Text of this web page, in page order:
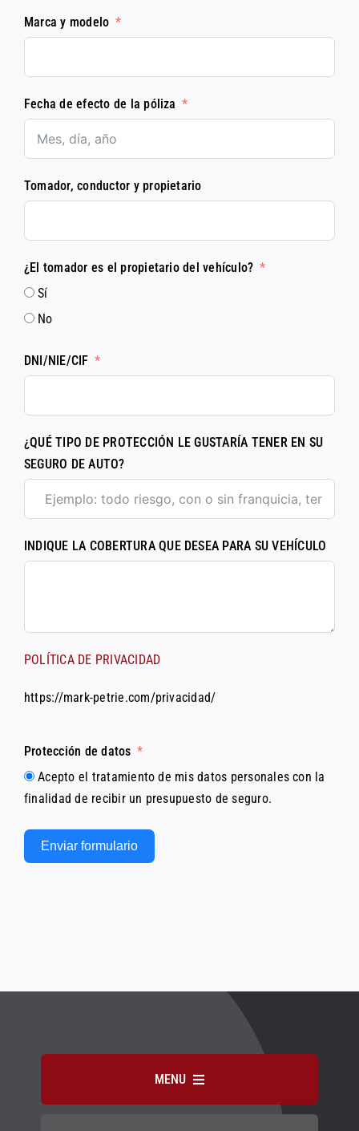
Marca y modelo
Fecha de efecto de la póliza
Tomador, conductor y propietario
¿El tomador es el propietario del vehículo?
Sí
No
DNI/NIE/CIF
¿QUÉ TIPO DE PROTECCIÓN LE GUSTARÍA TENER EN SU
SEGURO DE AUTO?
INDIQUE LA COBERTURA QUE DESEA PARA SU VEHÍCULO
POLÍTICA DE PRIVACIDAD
https://mark-petrie.com/privacidad/
Protección de datos
Acepto el tratamiento de mis datos personales con la
finalidad de recibir un presupuesto de seguro.
Enviar formulario
MENU